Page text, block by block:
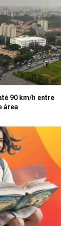
90 km/h entre
área